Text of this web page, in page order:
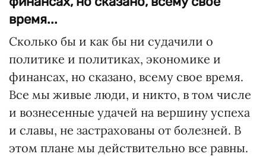
время...
Сколько бы и как бы ни судачили о
политике и политиках, экономике и
финансах, но сказано, всему свое время.
Все мы живые люди, и никто, в том числе
и вознесенные удачей на вершину успеха
и славы, не застрахованы от болезней. В
этом плане мы действительно все равны.